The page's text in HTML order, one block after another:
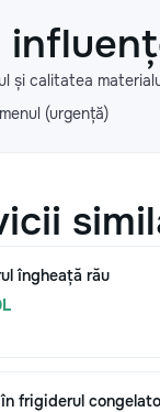
și calitatea
(urgență)
îngheață rău
frigiderul